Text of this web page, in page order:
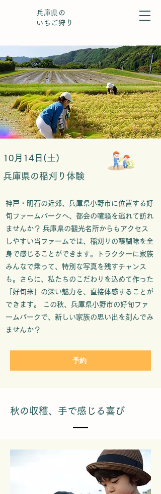
兵庫県の
いちご狩り
10月14日(土)
兵庫県の稲刈り体験
神戸・明石の近郊、兵庫県小野市に位置する好
旬ファームパークへ、都会の喧騒を逃れて訪れ
ませんか？ 兵庫県の観光名所からもアクセス
しやすい当ファームでは、稲刈りの醍醐味を全
身で感じることができます。トラクターに家族
みんなで乗って、特別な写真を残すチャンス
も。さらに、私たちのこだわりを込めて作った
「好旬米」の深い魅力を、直接体感することが
できます。 この秋、兵庫県小野市の好旬ファ
ームパークで、新しい家族の思い出を刻んでみ
ませんか？
予約
秋の収穫、手で感じる喜び